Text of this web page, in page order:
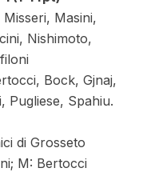
Masini,
Nishimoto,
Bock, Gjnaj,
Pugliese, Spahiu.
di Grosseto
M: Bertocci